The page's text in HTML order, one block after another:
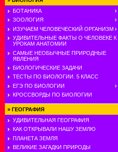
БОТАНИКА
ЗООЛОГИЯ
ИЗУЧАЕМ ЧЕЛОВЕЧЕСКИЙ ОРГАНИЗМ
УДИВИТЕЛЬНЫЕ ФАКТЫ О ЧЕЛОВЕКЕ К
УРОКАМ АНАТОМИИ
САМЫЕ НЕОБЫЧНЫЕ ПРИРОДНЫЕ
ЯВЛЕНИЯ
БИОЛОГИЧЕСКИЕ ЗАДАЧИ
ТЕСТЫ ПО БИОЛОГИИ. 5 КЛАСС
ЕГЭ ПО БИОЛОГИИ
КРОССВОРДЫ ПО БИОЛОГИИ
» ГЕОГРАФИЯ
УДИВИТЕЛЬНАЯ ГЕОГРАФИЯ
КАК ОТКРЫВАЛИ НАШУ ЗЕМЛЮ
ПЛАНЕТА ЗЕМЛЯ
ВЕЛИКИЕ ЗАГАДКИ ПРИРОДЫ